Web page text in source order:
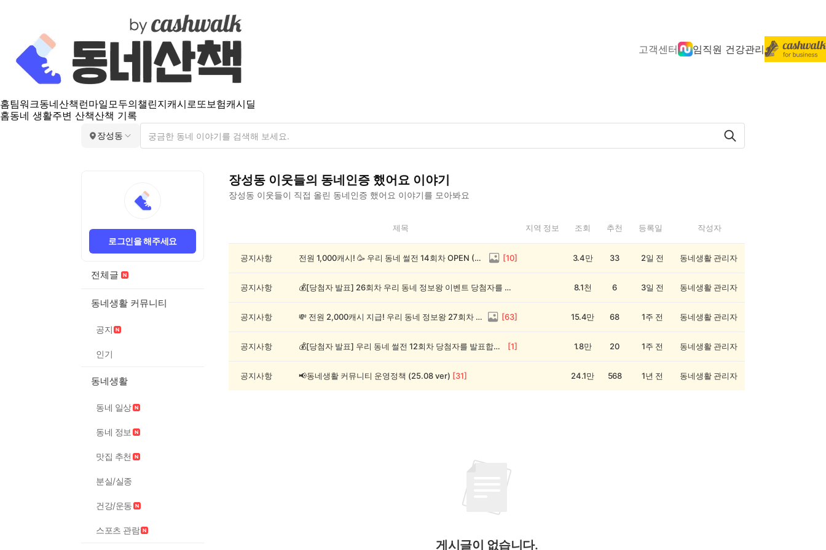
고객센터 임직원 건강관리
홈팀워크동네산책 런마일모두의챌린지캐시로또보험캐시딜
홈동네 생활주변 산책산책 기록
장성동
로그인을 해주세요
전체글
동네생활 커뮤니티
공지
인기
동네생활
동네 일상
동네 정보
맛집 추천
분실/실종
건강/운동
스포츠 관람
장성동 이웃들의 동네인증 했어요 이야기
장성동 이웃들이 직접 올린 동네인증 했어요 이야기를 모아봐요
동
제목 지역 정보 조회 추천 등록일 작성자
공지사항 전원 1,000캐시! 🥳 우리 동네 썰전 14회차 OPEN (~8/17) [10] 3.4만 33 2일 전 동네생활 관리자
공지사항 💰[당첨자 발표] 26회차 우리 동네 정보왕 이벤트 당첨자를 발표합니다! 8.1천 6 3일 전 동네생활 관리자
공지사항 💸 전원 2,000캐시 지급! 우리 동네 정보왕 27회차 (~8/10) [63] 15.4만 68 1주 전 동네생활 관리자
공지사항 💰[당첨자 발표] 우리 동네 썰전 12회차 당첨자를 발표합니다! [1] 1.8만 20 1주 전 동네생활 관리자
공지사항 📢동네생활 커뮤니티 운영정책 (25.08 ver) [31] 24.1만 568 1년 전 동네생활 관리자
게시글이 없습니다.